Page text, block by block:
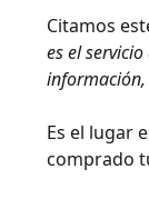
Citamos
es el
información,
Es el lugar
comprado